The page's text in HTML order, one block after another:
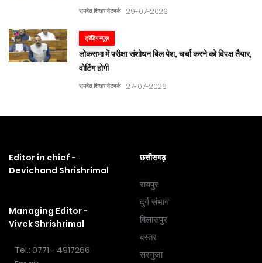
समवेत शिखर नेटवर्क 29-07-2026
ट्रेंडिंग न्यूज़
लोकसभा में परीक्षा संशोधन बिल पेश, चर्चा करने को विपक्ष तैयार,
वोटिंग होगी
समवेत शिखर नेटवर्क 27-07-2026
Editor in chief -
Devichand Shrishrimal
Managing Editor -
Vivek Shrishrimal
Tel.: 0771 - 4917266
छत्तीसगढ़
रायपुर
दुर्ग संभाग
बिलासपुर
बस्तर
सरगुजा